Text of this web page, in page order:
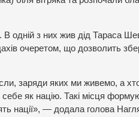
В одній з них жив дід Тараса
очеретом, що дозволить
заряди яких ми живемо, а
як націю. Такі місця
нації», — додала голова